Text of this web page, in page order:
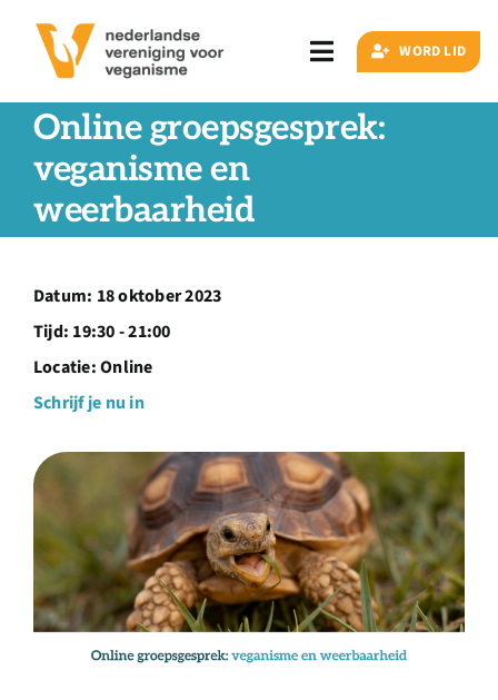
inhoud
Toggle
Navigation
Zoeken
naar:
Veganisme
Artikelen
Events
Over ons
Ondernemer
WORD LID
Online groepsgesprek:
veganisme en
weerbaarheid
Datum: 18 oktober 2023
Tijd: 19:30 - 21:00
Locatie:Online
Schrijf je nu in